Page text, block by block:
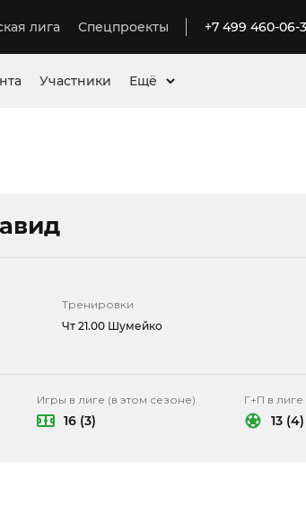
лига Спецпроекты +7 499 460-06-
Участники Ещё
Тренировки
Чт 21.00 Шумейко
Игры в лиге (в этом сезоне)
16 (3)
Г+П в
13 (4)